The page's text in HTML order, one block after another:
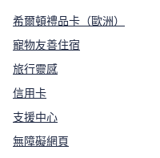
希爾頓禮品卡（歐洲）
寵物友善住宿
旅行靈感
信用卡
支援中心
無障礙網頁